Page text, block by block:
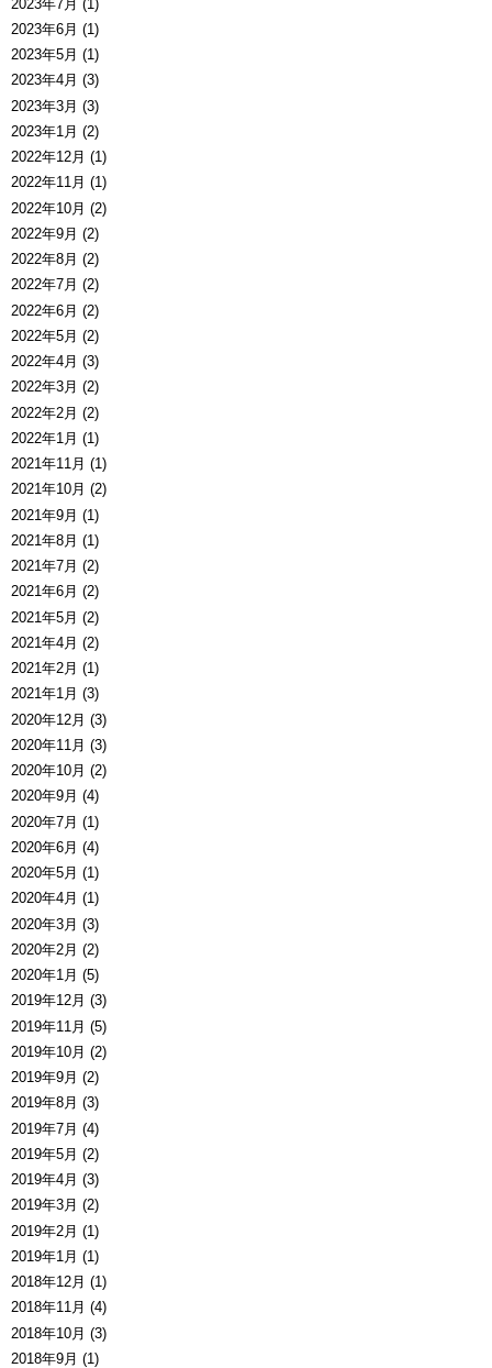
2023年7月 (1)
2023年6月 (1)
2023年5月 (1)
2023年4月 (3)
2023年3月 (3)
2023年1月 (2)
2022年12月 (1)
2022年11月 (1)
2022年10月 (2)
2022年9月 (2)
2022年8月 (2)
2022年7月 (2)
2022年6月 (2)
2022年5月 (2)
2022年4月 (3)
2022年3月 (2)
2022年2月 (2)
2022年1月 (1)
2021年11月 (1)
2021年10月 (2)
2021年9月 (1)
2021年8月 (1)
2021年7月 (2)
2021年6月 (2)
2021年5月 (2)
2021年4月 (2)
2021年2月 (1)
2021年1月 (3)
2020年12月 (3)
2020年11月 (3)
2020年10月 (2)
2020年9月 (4)
2020年7月 (1)
2020年6月 (4)
2020年5月 (1)
2020年4月 (1)
2020年3月 (3)
2020年2月 (2)
2020年1月 (5)
2019年12月 (3)
2019年11月 (5)
2019年10月 (2)
2019年9月 (2)
2019年8月 (3)
2019年7月 (4)
2019年5月 (2)
2019年4月 (3)
2019年3月 (2)
2019年2月 (1)
2019年1月 (1)
2018年12月 (1)
2018年11月 (4)
2018年10月 (3)
2018年9月 (1)